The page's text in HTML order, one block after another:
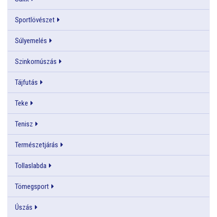
Sportlövészet
Súlyemelés
Szinkornúszás
Tájfutás
Teke
Tenisz
Természetjárás
Tollaslabda
Tömegsport
Úszás